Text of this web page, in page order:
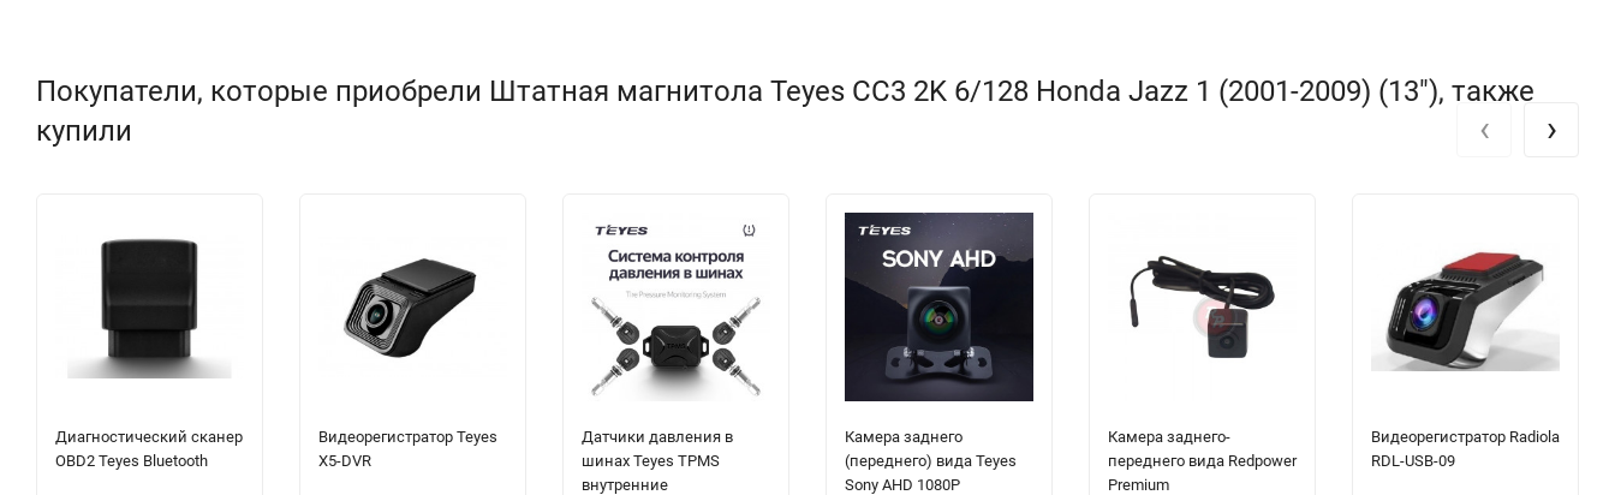
Покупатели, которые приобрели Штатная магнитола Teyes CC3 2K 6/128 Honda Jazz 1 (2001-2009) (13"), также
купили
Диагностический сканер
OBD2 Teyes Bluetooth
Видеорегистратор Teyes
X5-DVR
Датчики давления в
шинах Teyes TPMS
внутренние
Камера заднего
(переднего) вида Teyes
Sony AHD 1080P
Камера заднего-
переднего вида Redpower
Premium
Видеорегистратор Radiola
RDL-USB-09
‹ ›